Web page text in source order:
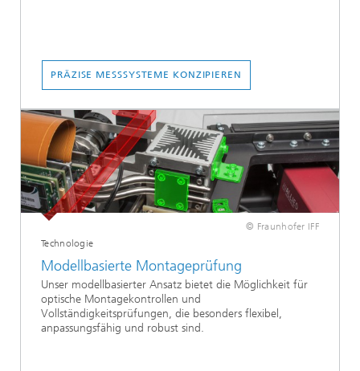
PRÄZISE MESSSYSTEME KONZIPIEREN
© Fraunhofer IFF
Technologie
Modellbasierte Montageprüfung
Unser modellbasierter Ansatz bietet die Möglichkeit für
optische Montagekontrollen und
Vollständigkeitsprüfungen, die besonders flexibel,
anpassungsfähig und robust sind.